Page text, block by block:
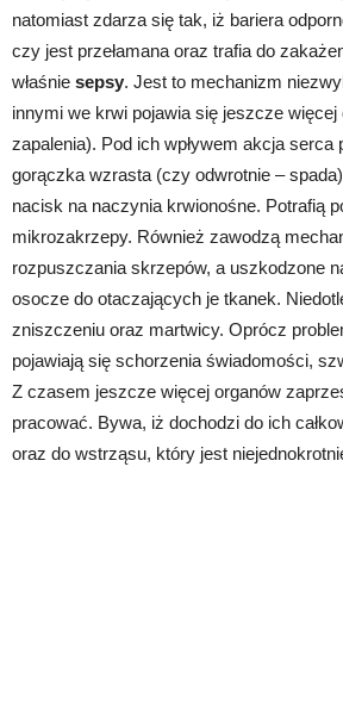
natomiast zdarza się tak, iż bariera
czy jest przełamana oraz trafia do
właśnie sepsy. Jest to mechanizm
innymi we krwi pojawia się jeszcze
zapalenia). Pod ich wpływem akcja serca
gorączka wzrasta (czy odwrotnie –
nacisk na naczynia krwionośne. Potrafią
mikrozakrzepy. Również zawodzą
rozpuszczania skrzepów, a uszkodzone
osocze do otaczających je tkanek.
zniszczeniu oraz martwicy. Oprócz
pojawiają się schorzenia świadomości,
Z czasem jeszcze więcej organów
pracować. Bywa, iż dochodzi do ich
oraz do wstrząsu, który jest